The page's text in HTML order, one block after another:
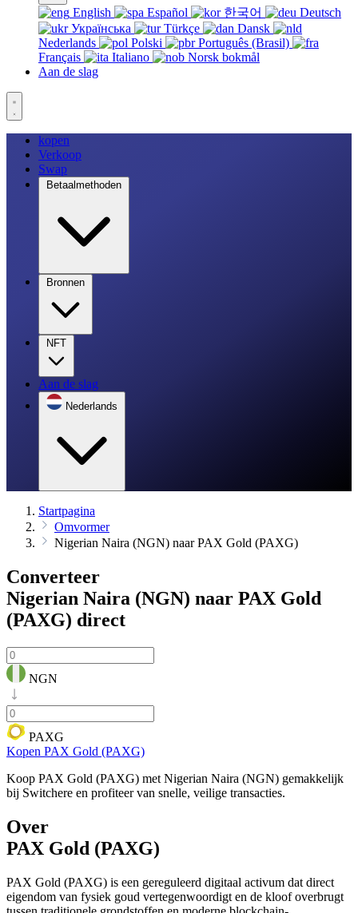
English Español 한국어
Deutsch
Українська
Türkçe
Dansk
Nederlands
Polski
Português (Brasil)
Français
Italiano
Norsk bokmål
Aan de slag
kopen
Verkoop
Swap
Betaalmethoden
Bronnen
NFT
Aan de slag
Nederlands
Startpagina
Omvormer
Nigerian Naira (NGN) naar PAX Gold (PAXG)
Converteer
Nigerian Naira (NGN) naar PAX Gold
(PAXG) direct
NGN
PAXG
Kopen PAX Gold (PAXG)
Koop PAX Gold (PAXG) met Nigerian Naira (NGN) gemakkelijk
bij Switchere en profiteer van snelle, veilige transacties.
Over
PAX Gold (PAXG)
PAX Gold (PAXG) is een gereguleerd digitaal activum dat direct
eigendom van fysiek goud vertegenwoordigt en de kloof overbrugt